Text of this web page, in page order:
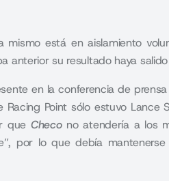
mismo está en aislamiento
anterior su resultado haya
en la conferencia de
Point sólo estuvo Lance
que Checono atendería a los
por lo que debía